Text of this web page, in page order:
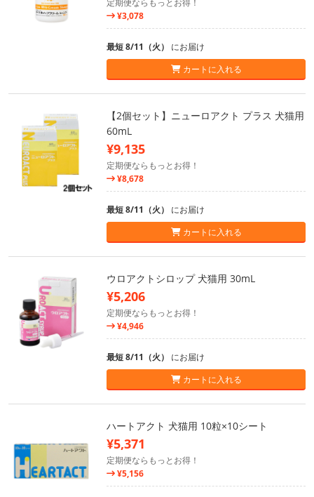
定期便ならもっとお得！
¥3,078
最短 8/11（火） にお届け
カートに入れる
【2個セット】ニューロアクト プラス 犬猫用
60mL
¥9,135
定期便ならもっとお得！
¥8,678
最短 8/11（火） にお届け
カートに入れる
ウロアクトシロップ 犬猫用 30mL
¥5,206
定期便ならもっとお得！
¥4,946
最短 8/11（火） にお届け
カートに入れる
ハートアクト 犬猫用 10粒×10シート
¥5,371
定期便ならもっとお得！
¥5,156